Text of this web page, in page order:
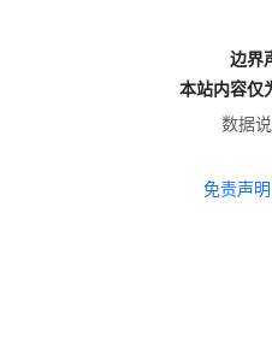
边界
本站内容仅
数据
免责声明